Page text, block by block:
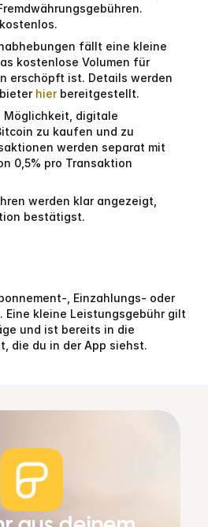
fällt eine kleine
kostenlose Volumen für
erschöpft ist. Details werden
hier bereitgestellt.
Möglichkeit, digitale
zu kaufen und zu
werden separat mit
0,5% pro Transaktion
werden klar angezeigt,
bestätigst.
, Einzahlungs- oder
Eine kleine Leistungsgebühr gilt
und ist bereits in die
die du in der App siehst.